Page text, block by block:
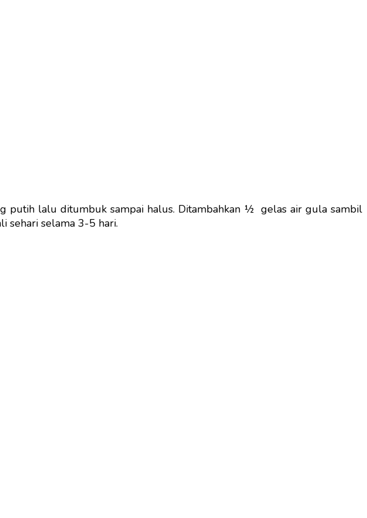
putih lalu ditumbuk sampai halus. Ditambahkan ½ gelas air gula sambil
sehari selama 3-5 hari.